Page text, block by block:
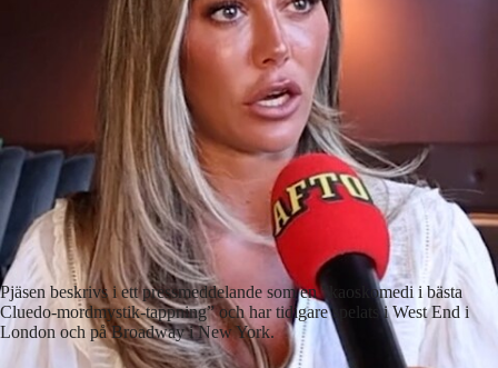
Pjäsen beskrivs i ett pressmeddelande som en ”kaoskomedi i bästa
Cluedo-mordmystik-tappning” och har tidigare spelats i West End i
London och på Broadway i New York.